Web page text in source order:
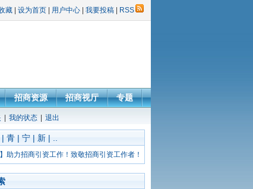
藏 设为首页 用户中心 我要投稿 RSS
招商资源 招商视厅 专题
我的状态 退出
| 青 | 宁 | 新 |
助力招商引资工作！致敬招商引资工作者！